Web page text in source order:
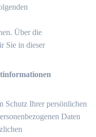
Über die
Sie in dieser
Schutz Ihrer persönlichen
Daten